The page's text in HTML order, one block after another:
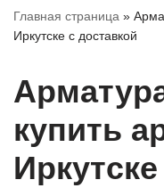
Главная страница »
Иркутске с доставкой
купить